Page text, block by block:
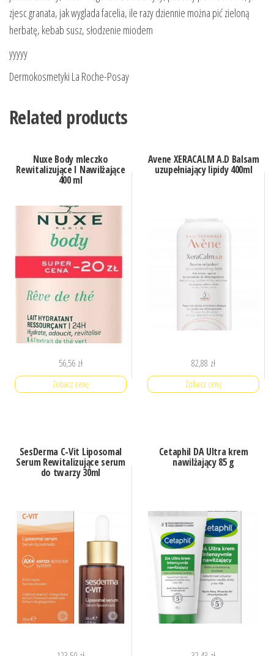
zjesc granata, jak wyglada facelia, ile razy dziennie można pić zieloną
herbatę, kebab susz, słodzenie miodem
yyyyy
Dermokosmetyki La Roche-Posay
Related products
Nuxe Body mleczko
Rewitalizujące I Nawilżające
400 ml
56,56 zł
Zobacz cenę
Avene XERACALM A.D Balsam
uzupełniający lipidy 400ml
82,88 zł
Zobacz cenę
SesDerma C-Vit Liposomal
Serum Rewitalizujące serum
do twarzy 30ml
Cetaphil DA Ultra krem
nawilżający 85 g